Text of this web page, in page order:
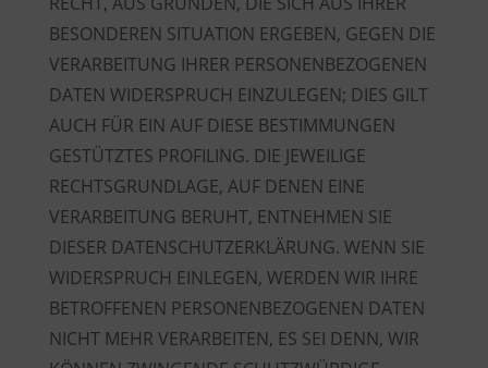
BESONDEREN SITUATION ERGEBEN, GEGEN DIE
VERARBEITUNG IHRER PERSONENBEZOGENEN
DATEN WIDERSPRUCH EINZULEGEN; DIES GILT
AUCH FÜR EIN AUF DIESE BESTIMMUNGEN
GESTÜTZTES PROFILING. DIE JEWEILIGE
RECHTSGRUNDLAGE, AUF DENEN EINE
VERARBEITUNG BERUHT, ENTNEHMEN SIE
DIESER DATENSCHUTZERKLÄRUNG. WENN SIE
WIDERSPRUCH EINLEGEN, WERDEN WIR IHRE
BETROFFENEN PERSONENBEZOGENEN DATEN
NICHT MEHR VERARBEITEN, ES SEI DENN, WIR